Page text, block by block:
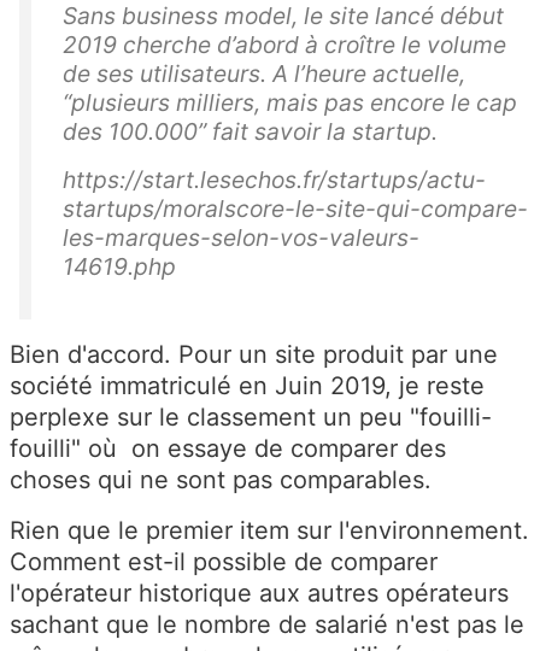
Sans business model, le site lancé début
2019 cherche d’abord à croître le volume
de ses utilisateurs. A l’heure actuelle,
“plusieurs milliers, mais pas encore le cap
des 100.000” fait savoir la startup.
https://start.lesechos.fr/startups/actu-
startups/moralscore-le-site-qui-compare-
les-marques-selon-vos-valeurs-
14619.php
Bien d'accord. Pour un site produit par une
société immatriculé en Juin 2019, je reste
perplexe sur le classement un peu "fouilli-
fouilli" où on essaye de comparer des
choses qui ne sont pas comparables.
Rien que le premier item sur l'environnement.
Comment est-il possible de comparer
l'opérateur historique aux autres opérateurs
sachant que le nombre de salarié n'est pas le